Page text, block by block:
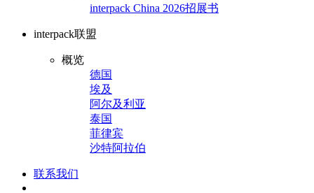
interpack China 2026招展书
interpack联盟
概览
德国
埃及
阿尔及利亚
泰国
菲律宾
沙特阿拉伯
联系我们